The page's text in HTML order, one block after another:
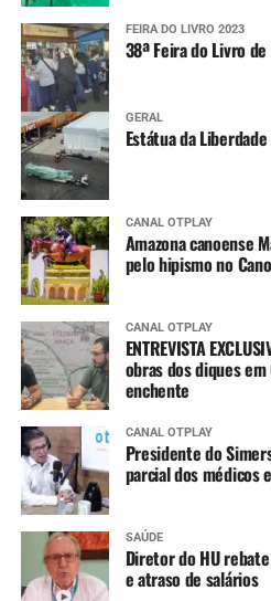
FEIRA DO LIVRO 2023
38ª Feira do Livro
GERAL
Estátua da
CANAL OTPLAY
Amazona canoense
pelo hipismo no
CANAL OTPLAY
ENTREVISTA
obras dos diques em
enchente
CANAL OTPLAY
Presidente do
parcial dos médicos
SAÚDE
Diretor do HU
e atraso de salários